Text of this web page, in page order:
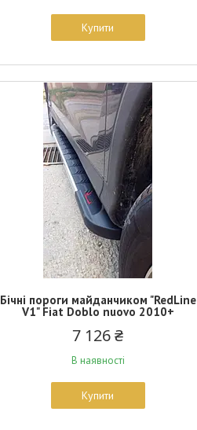
Купити
Бічні пороги майданчиком "RedLine
V1" Fiat Doblo nuovo 2010+
7 126 ₴
В наявності
Купити